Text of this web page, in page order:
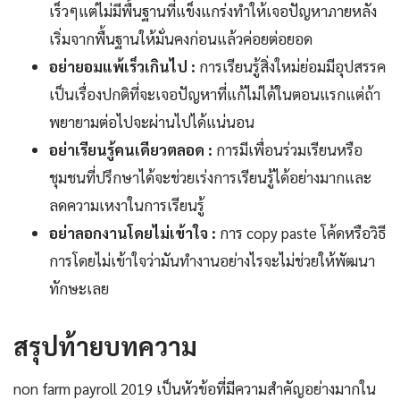
เร็วๆแต่ไม่มีพื้นฐานที่แข็งแกร่งทำให้เจอปัญหาภายหลัง
เริ่มจากพื้นฐานให้มั่นคงก่อนแล้วค่อยต่อยอด
อย่ายอมแพ้เร็วเกินไป : การเรียนรู้สิ่งใหม่ย่อมมีอุปสรรค
เป็นเรื่องปกติที่จะเจอปัญหาที่แก้ไม่ได้ในตอนแรกแต่ถ้า
พยายามต่อไปจะผ่านไปได้แน่นอน
อย่าเรียนรู้คนเดียวตลอด : การมีเพื่อนร่วมเรียนหรือ
ชุมชนที่ปรึกษาได้จะช่วยเร่งการเรียนรู้ได้อย่างมากและ
ลดความเหงาในการเรียนรู้
อย่าลอกงานโดยไม่เข้าใจ : การ copy paste โค้ดหรือวิธี
การโดยไม่เข้าใจว่ามันทำงานอย่างไรจะไม่ช่วยให้พัฒนา
ทักษะเลย
สรุปท้ายบทความ
non farm payroll 2019 เป็นหัวข้อที่มีความสำคัญอย่างมากใน